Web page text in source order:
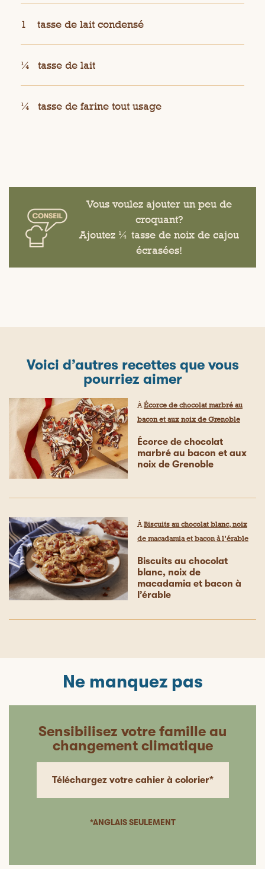
1 tasse de lait condensé
¼ tasse de lait
¼ tasse de farine tout usage
Vous voulez ajouter un peu de
croquant?
Ajoutez ¼ tasse de noix de cajou
écrasées!
Voici d’autres recettes que vous
pourriez aimer
ÀÉcorce de chocolat marbré au
bacon et aux noix de Grenoble
Écorce de chocolat
marbré au bacon et aux
noix de Grenoble
ÀBiscuits au chocolat blanc, noix
de macadamia et bacon à l’érable
Biscuits au chocolat
blanc, noix de
macadamia et bacon à
l’érable
Ne manquez pas
Sensibilisez votre famille au
changement climatique
Téléchargez votre cahier à colorier*
*ANGLAIS SEULEMENT